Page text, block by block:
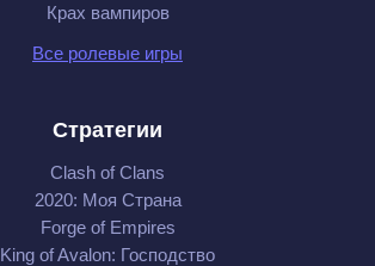
Крах вампиров
Все ролевые игры
Стратегии
Clash of Clans
2020: Моя Cтрана
Forge of Empires
King of Avalon: Господство